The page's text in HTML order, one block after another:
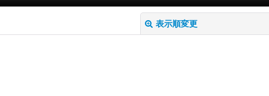
表示順変更